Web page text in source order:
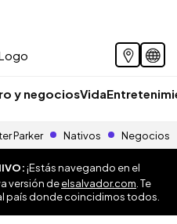
y negociosVida
Parker Nativos Negocios
¡Estás navegando en el
versión deelsalvador.com . Te
país donde coincidimos todos.